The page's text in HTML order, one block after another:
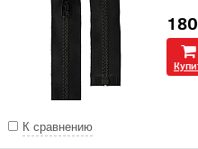
180
К сравнению